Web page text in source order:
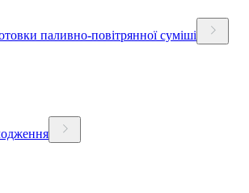
паливно-повітрянної суміші